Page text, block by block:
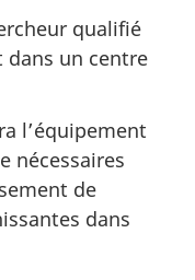
qualifié
un centre
l’équipement
nécessaires
de
dans